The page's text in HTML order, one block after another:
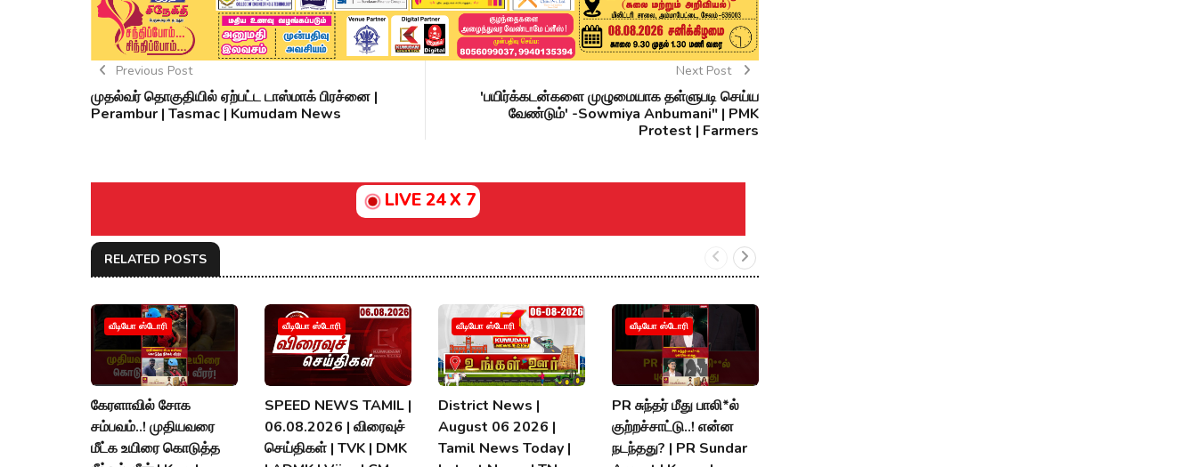
Previous Post
முதல்வர் தொகுதியில் ஏற்பட்ட டாஸ்மாக் பிரச்னை |
Perambur | Tasmac | Kumudam News
Next Post
'பயிர்க்கடன்களை முழுமையாக தள்ளுபடி செய்ய
வேண்டும்' -Sowmiya Anbumani" | PMK
Protest | Farmers
LIVE 24 X 7
RELATED POSTS
வீடியோ ஸ்டோரி
கேரளாவில் சோக
சம்பவம்..! முதியவரை
மீட்க உயிரை கொடுத்த
வீடியோ ஸ்டோரி
SPEED NEWS TAMIL |
06.08.2026 | விரைவுச்
செய்திகள் | TVK | DMK
வீடியோ ஸ்டோரி
District News |
August 06 2026 |
Tamil News Today |
வீடியோ ஸ்டோரி
PR சுந்தர் மீது பாலி*ல்
குற்றச்சாட்டு..! என்ன
நடந்தது? | PR Sundar